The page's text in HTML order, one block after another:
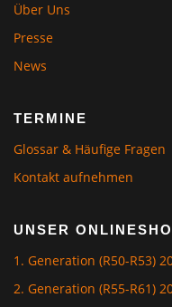
Über Uns
Presse
News
TERMINE
Glossar & Häufige Fragen
Kontakt aufnehmen
UNSER
1. Generation (R50-R53)
2. Generation (R55-R61)